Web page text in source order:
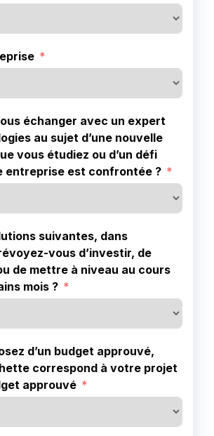
échanger avec un expert
au sujet d’une nouvelle
vous étudiez ou d’un défi
entreprise est confrontée ?
suivantes, dans
vous d’investir, de
de mettre à niveau au cours
mois ?
d’un budget approuvé,
correspond à votre projet
approuvé